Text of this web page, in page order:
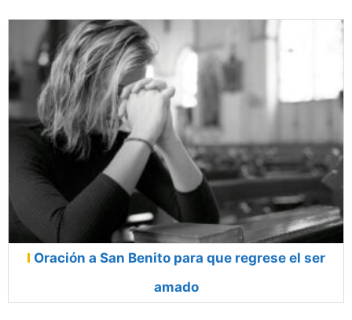
Oración a San Benito para que regrese el ser
amado